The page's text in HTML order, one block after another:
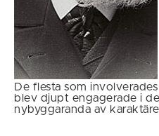
De flesta som
blev djupt engagerade i
nybyggaranda av